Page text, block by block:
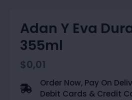
Adan Y Eva
355ml
$0,01
Order Now, Pay On
Debit Cards & Credit